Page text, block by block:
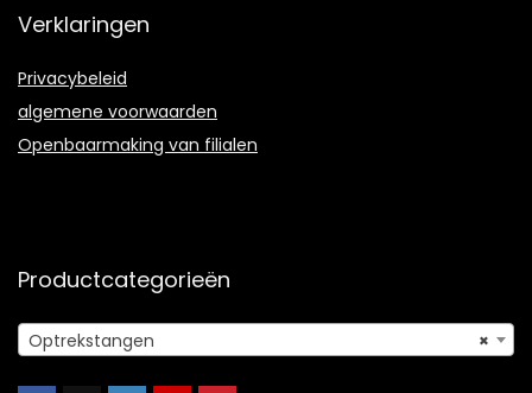
Verklaringen
Privacybeleid
algemene voorwaarden
Openbaarmaking van filialen
Productcategorieën
×
Optrekstangen